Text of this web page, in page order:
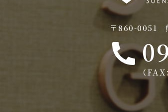
〒860-0051
（